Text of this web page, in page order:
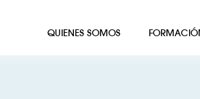
QUIENES SOMOS